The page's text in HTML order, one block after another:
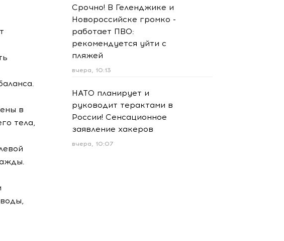
в
тела,
Срочно! В Геленджике и
Новороссийске громко -
работает ПВО:
рекомендуется уйти с
пляжей
вчера, 10:13
НАТО планирует и
руководит терактами в
России! Сенсационное
заявление хакеров
вчера, 10:07